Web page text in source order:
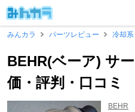
みんカラ
パーツレビュー 冷却系
BEHR(ベーア) サ
価・評判・口コミ
BEHR